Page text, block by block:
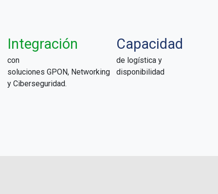
Integración
con
soluciones GPON, Networking
y Ciberseguridad.
Capacidad
de logística y
disponibilidad